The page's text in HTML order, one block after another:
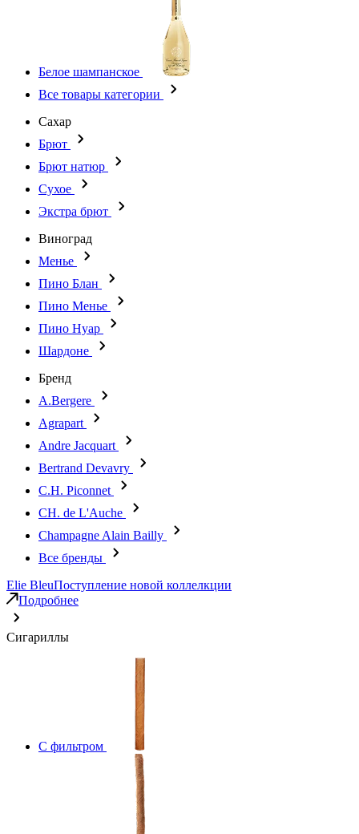
Белое шампанское
Все товары категории
Сахар
Брют
Брют натюр
Сухое
Экстра брют
Виноград
Менье
Пино Блан
Пино Менье
Пино Нуар
Шардоне
Бренд
A.Bergere
Agrapart
Andre Jacquart
Bertrand Devavry
C.H. Piconnet
CH. de L'Auche
Champagne Alain Bailly
Все бренды
Elie BleuПоступление новой коллелкции
Подробнее
Сигариллы
С фильтром